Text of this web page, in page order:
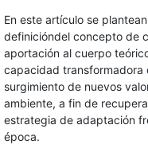
En este artículo se
definicióndel concepto de
aportación al cuerpo
capacidad transformadora
surgimiento de nuevos
ambiente, a fin de
estrategia de adaptación
época.